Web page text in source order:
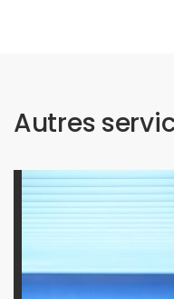
Autres